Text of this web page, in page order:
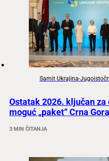
Samit Ukrajina-
Ostatak 2026. ključan
moguć „paket“ Crna
3 MIN ČITANJA